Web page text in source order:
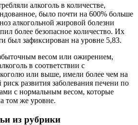
алкоголь в количестве,
было почти на 600% больше
алкогольной жировой болезни
более безопасное количество. Их
был зафиксирован на уровне 5,83.
весом или ожирением,
в соответствии с
или выше, имели более чем на
развития заболевания печени по
с нормальным весом, которые
том же уровне.
из рубрики